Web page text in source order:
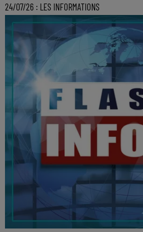
24/07/26 : LES INFORMATIONS